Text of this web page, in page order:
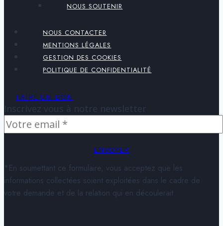
NOUS SOUTENIR
NOUS CONTACTER
MENTIONS LÉGALES
GESTION DES COOKIES
POLITIQUE DE CONFIDENTIALITÉ
FAIRE UN DON
Inscrivez vous à notre newsletter
ENVOYER
*En soumettant ce formulaire, vous acceptez que les
informations collectées soient exploitées dans le cadre de
votre demande et de la relation qui en découlerait.